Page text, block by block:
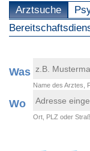
Arztsuche
Was
Name des Arztes,
Wo
Ort, PLZ oder